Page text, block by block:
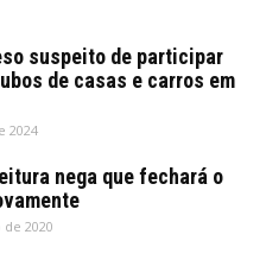
suspeito de participar
de casas e carros em
2024
nega que fechará o
2020